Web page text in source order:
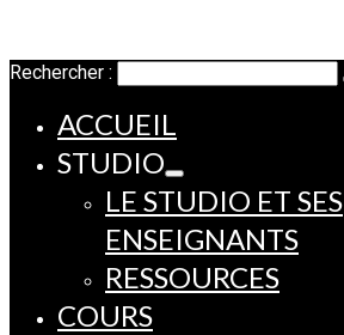
Rechercher :
ACCUEIL
STUDIO
LE STUDIO ET SES
ENSEIGNANTS
RESSOURCES
COURS